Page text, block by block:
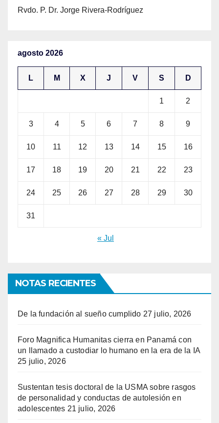
Rvdo. P. Dr. Jorge Rivera-Rodríguez
agosto 2026
L M X J V S D
1 2
3 4 5 6 7 8 9
10 11 12 13 14 15 16
17 18 19 20 21 22 23
24 25 26 27 28 29 30
31
« Jul
NOTAS RECIENTES
De la fundación al sueño cumplido 27 julio, 2026
Foro Magnifica Humanitas cierra en Panamá con
un llamado a custodiar lo humano en la era de la IA
25 julio, 2026
Sustentan tesis doctoral de la USMA sobre rasgos
de personalidad y conductas de autolesión en
adolescentes 21 julio, 2026